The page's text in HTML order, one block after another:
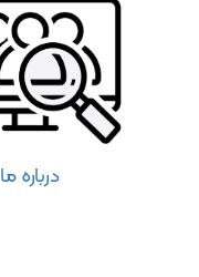
درباره ما